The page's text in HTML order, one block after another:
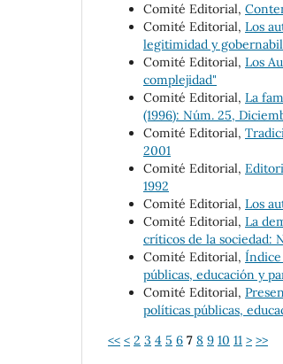
Comité Editorial,
Comité Editorial, Los
legitimidad y
Comité Editorial, Los
complejidad"
Comité Editorial, La
(1996): Núm. 25,
Comité Editorial,
2001
Comité Editorial,
1992
Comité Editorial, Los
Comité Editorial, La
críticos de la sociedad:
Comité Editorial, Índice
públicas, educación y
Comité Editorial,
políticas públicas,
<< < 2 3 4 5 6 7 8 9 10 11 > >>